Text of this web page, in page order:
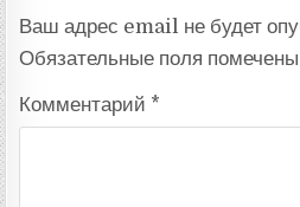
Ваш адрес email не будет
Обязательные поля помечены
Комментарий *